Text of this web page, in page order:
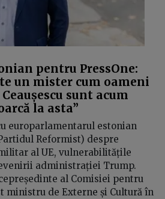
pentru PressOne:
un mister cum oameni
sunt acum
la asta”
europarlamentarul estonian
Reformist) despre
al UE, vulnerabilitățile
administrației Trump.
al Comisiei pentru
ministru de Externe și Cultură în